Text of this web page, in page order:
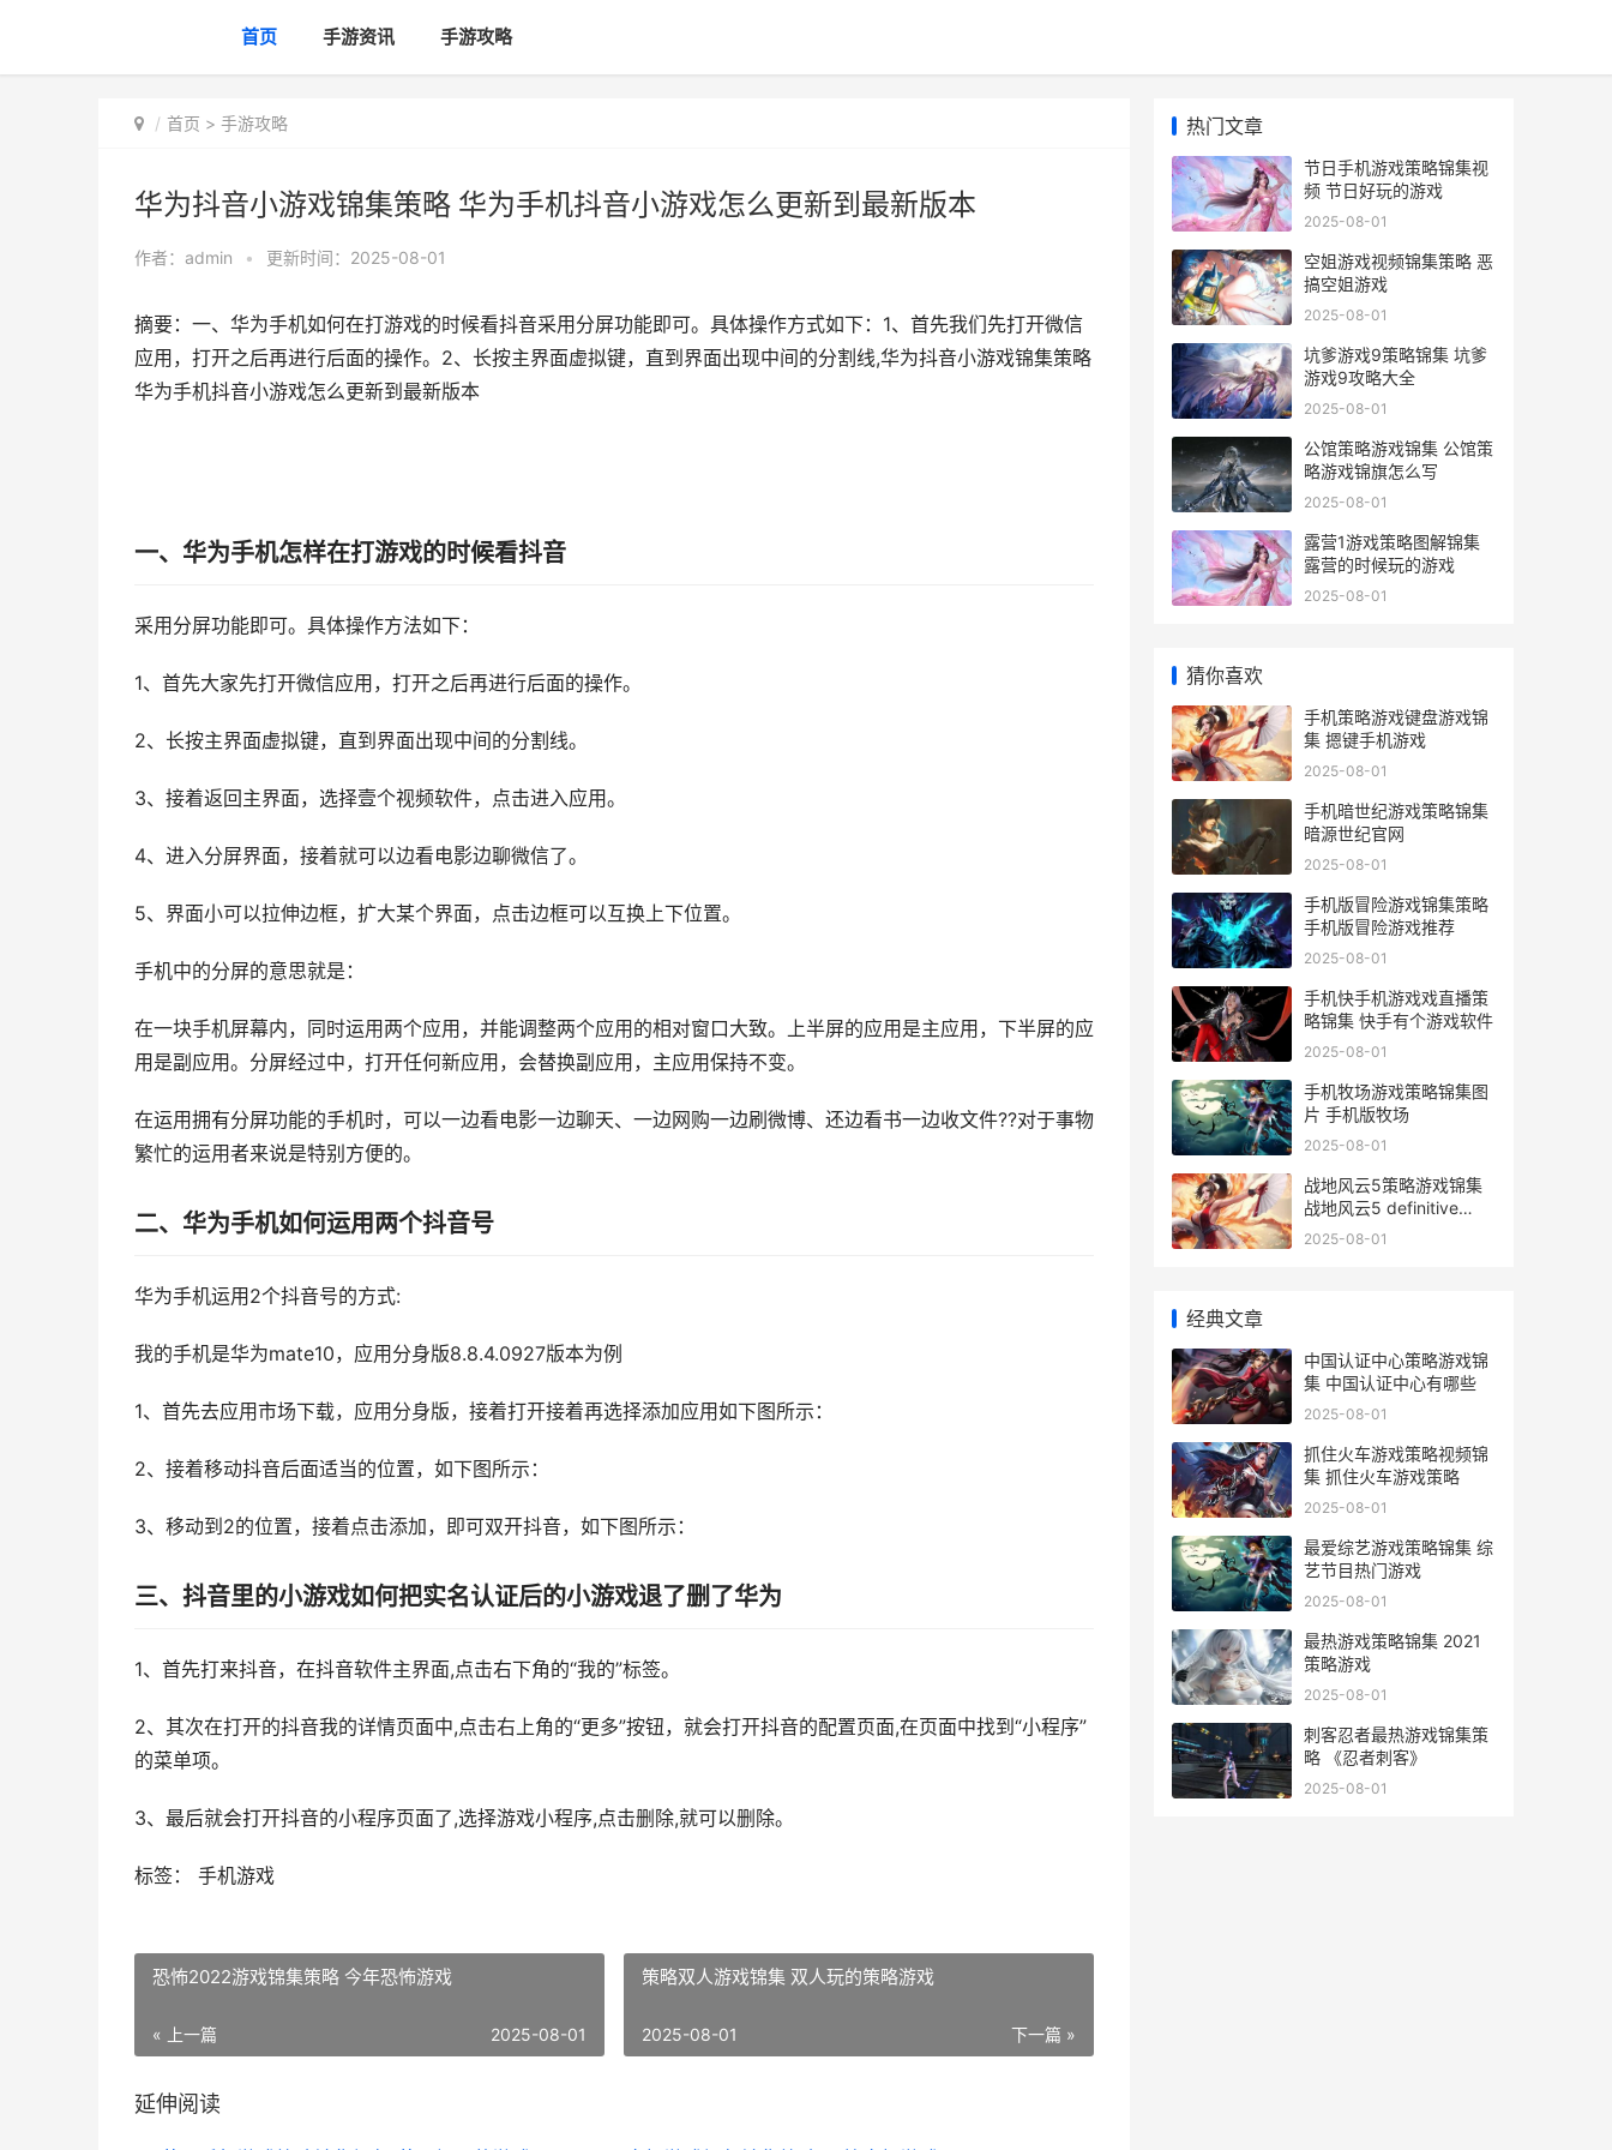
首页 手游资讯 手游攻略
首页 > 手游攻略
华为抖音小游戏锦集策略 华为手机抖音小游戏怎么更新到最新版本
作者： admin • 更新时间：2025-08-01
摘要：一、华为手机如何在打游戏的时候看抖音采用分屏功能即可。具体操作方式如下：1、首先我们先打开微信
应用，打开之后再进行后面的操作。2、长按主界面虚拟键，直到界面出现中间的分割线,华为抖音小游戏锦集策略
华为手机抖音小游戏怎么更新到最新版本
一、华为手机怎样在打游戏的时候看抖音
采用分屏功能即可。具体操作方法如下：
1、首先大家先打开微信应用，打开之后再进行后面的操作。
2、长按主界面虚拟键，直到界面出现中间的分割线。
3、接着返回主界面，选择壹个视频软件，点击进入应用。
4、进入分屏界面，接着就可以边看电影边聊微信了。
5、界面小可以拉伸边框，扩大某个界面，点击边框可以互换上下位置。
手机中的分屏的意思就是：
在一块手机屏幕内，同时运用两个应用，并能调整两个应用的相对窗口大致。上半屏的应用是主应用，下半屏的应
用是副应用。分屏经过中，打开任何新应用，会替换副应用，主应用保持不变。
在运用拥有分屏功能的手机时，可以一边看电影一边聊天、一边网购一边刷微博、还边看书一边收文件??对于事物
繁忙的运用者来说是特别方便的。
二、华为手机如何运用两个抖音号
华为手机运用2个抖音号的方式:
我的手机是华为mate10，应用分身版8.8.4.0927版本为例
1、首先去应用市场下载，应用分身版，接着打开接着再选择添加应用如下图所示：
2、接着移动抖音后面适当的位置，如下图所示：
3、移动到2的位置，接着点击添加，即可双开抖音，如下图所示：
三、抖音里的小游戏如何把实名认证后的小游戏退了删了华为
1、首先打来抖音，在抖音软件主界面,点击右下角的“我的”标签。
2、其次在打开的抖音我的详情页面中,点击右上角的“更多”按钮，就会打开抖音的配置页面,在页面中找到“小程序”
的菜单项。
3、最后就会打开抖音的小程序页面了,选择游戏小程序,点击删除,就可以删除。
标签： 手机游戏
恐怖2022游戏锦集策略 今年恐怖游戏
« 上一篇 2025-08-01
策略双人游戏锦集 双人玩的策略游戏
下一篇 »
2025-08-01
延伸阅读
热门文章
节日手机游戏策略锦集视
频 节日好玩的游戏
2025-08-01
空姐游戏视频锦集策略 恶
搞空姐游戏
2025-08-01
坑爹游戏9策略锦集 坑爹
游戏9攻略大全
2025-08-01
公馆策略游戏锦集 公馆策
略游戏锦旗怎么写
2025-08-01
露营1游戏策略图解锦集
露营的时候玩的游戏
2025-08-01
猜你喜欢
手机策略游戏键盘游戏锦
集 摁键手机游戏
2025-08-01
手机暗世纪游戏策略锦集
暗源世纪官网
2025-08-01
手机版冒险游戏锦集策略
手机版冒险游戏推荐
2025-08-01
手机快手机游戏戏直播策
略锦集 快手有个游戏软件
2025-08-01
手机牧场游戏策略锦集图
片 手机版牧场
2025-08-01
战地风云5策略游戏锦集
战地风云5 definitive
edition
2025-08-01
经典文章
中国认证中心策略游戏锦
集 中国认证中心有哪些
2025-08-01
抓住火车游戏策略视频锦
集 抓住火车游戏策略
2025-08-01
最爱综艺游戏策略锦集 综
艺节目热门游戏
2025-08-01
最热游戏策略锦集 2021
策略游戏
2025-08-01
刺客忍者最热游戏锦集策
略 《忍者刺客》
2025-08-01